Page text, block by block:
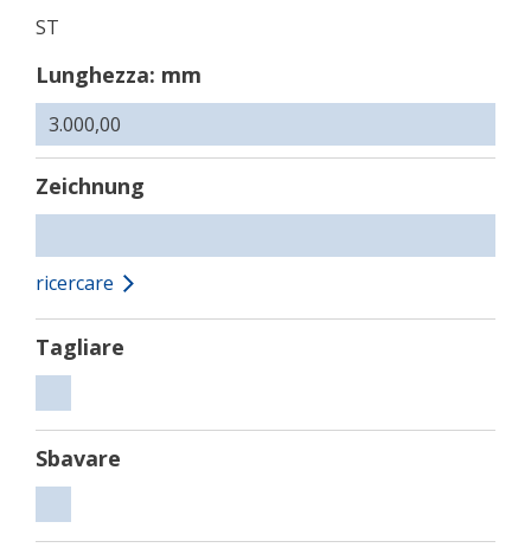
ST
Lunghezza: mm
Zeichnung
ricercare
Tagliare
Sbavare